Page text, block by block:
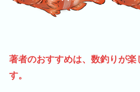
著者のおすすめは、数釣りが楽
す。